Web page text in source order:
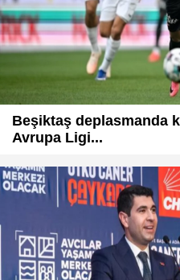
Beşiktaş deplasmanda
Avrupa Ligi...